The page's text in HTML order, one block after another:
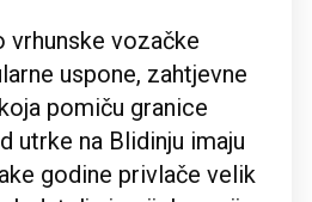
vrhunske vozačke
uspone, zahtjevne
pomiču granice
utrke na Blidinju imaju
godine privlače velik